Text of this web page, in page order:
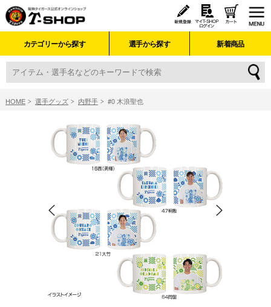
カテゴリーから探す 選手から探す 新着商品
HOME 選手グッズ 内野手 #0 木浪聖也